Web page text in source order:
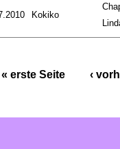
Kokiko
« erste Seite ‹